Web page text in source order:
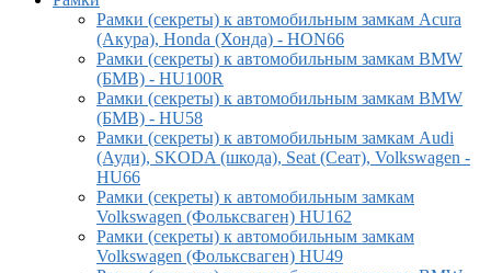
Рамки (секреты) к автомобильным замкам Acura
(Акура), Honda (Хонда) - HON66
Рамки (секреты) к автомобильным замкам BMW
(БМВ) - HU100R
Рамки (секреты) к автомобильным замкам BMW
(БМВ) - HU58
Рамки (секреты) к автомобильным замкам Audi
(Ауди), SKODA (шкода), Seat (Сеат), Volkswagen -
HU66
Рамки (секреты) к автомобильным замкам
Volkswagen (Фольксваген) HU162
Рамки (секреты) к автомобильным замкам
Volkswagen (Фольксваген) HU49